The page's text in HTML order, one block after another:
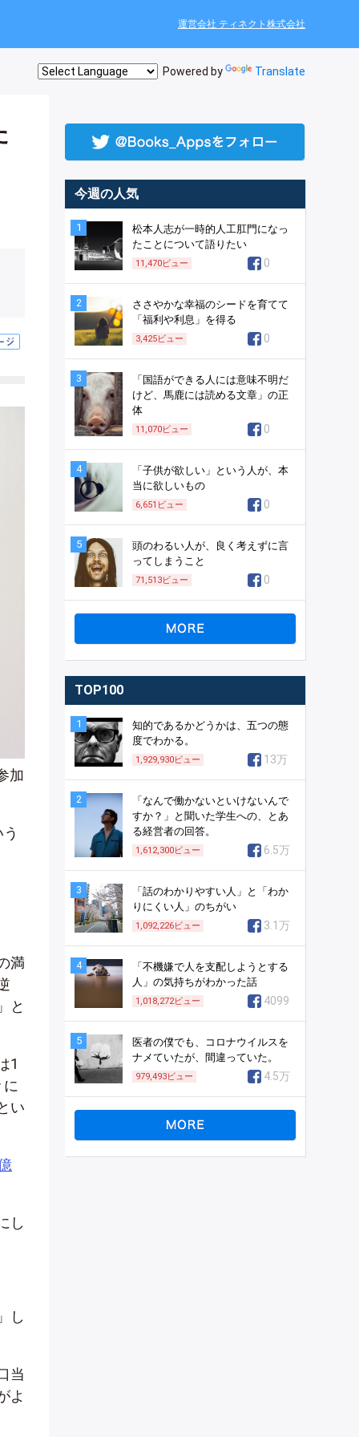
運営会社 ティネクト株式会社
Powered by Translate
加
満
と
1
い
し
し
当
よ
今週の人気
1
松本人志が一時的人工肛門になっ
たことについて語りたい
11,470ビュー 0
2
ささやかな幸福のシードを育てて
「福利や利息」を得る
3,425ビュー 0
3
「国語ができる人には意味不明だ
けど、馬鹿には読める文章」の正
体
11,070ビュー 0
4
「子供が欲しい」という人が、本
当に欲しいもの
6,651 ビュー 0
5
頭のわるい人が、良く考えずに言
ってしまうこと
71,513ビュー 0
TOP100
1
知的であるかどうかは、五つの態
度でわかる。
1,929,930ビュー 13万
2
「なんで働かないといけないんで
すか？」と聞いた学生への、とあ
る経営者の回答。
1,612,300ビュー 6.5万
3
「話のわかりやすい人」と「わか
りにくい人」のちがい
1,092,226ビュー 3.1万
4
「不機嫌で人を支配しようとする
人」の気持ちがわかった話
1,018,272ビュー 4099
5
医者の僕でも、コロナウイルスを
ナメていたが、間違っていた。
979,493ビュー 4.5万